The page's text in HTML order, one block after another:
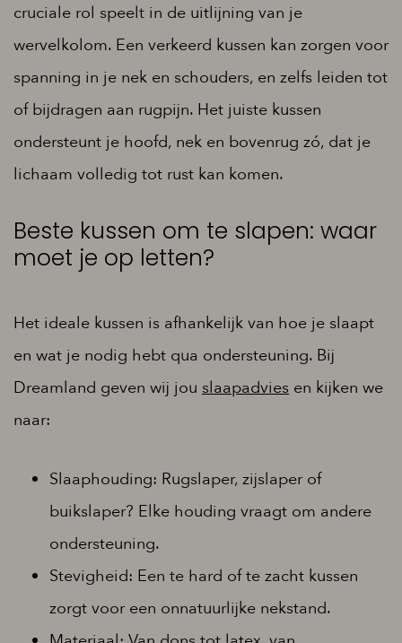
cruciale rol speelt in de uitlijning van je
wervelkolom. Een verkeerd kussen kan zorgen voor
spanning in je nek en schouders, en zelfs leiden tot
of bijdragen aan rugpijn. Het juiste kussen
ondersteunt je hoofd, nek en bovenrug zó, dat je
lichaam volledig tot rust kan komen.
Beste kussen om te slapen: waar
moet je op letten?
Het ideale kussen is afhankelijk van hoe je slaapt
en wat je nodig hebt qua ondersteuning. Bij
Dreamland geven wij jou slaapadvies en kijken we
naar:
Slaaphouding: Rugslaper, zijslaper of
buikslaper? Elke houding vraagt om andere
ondersteuning.
Stevigheid: Een te hard of te zacht kussen
zorgt voor een onnatuurlijke nekstand.